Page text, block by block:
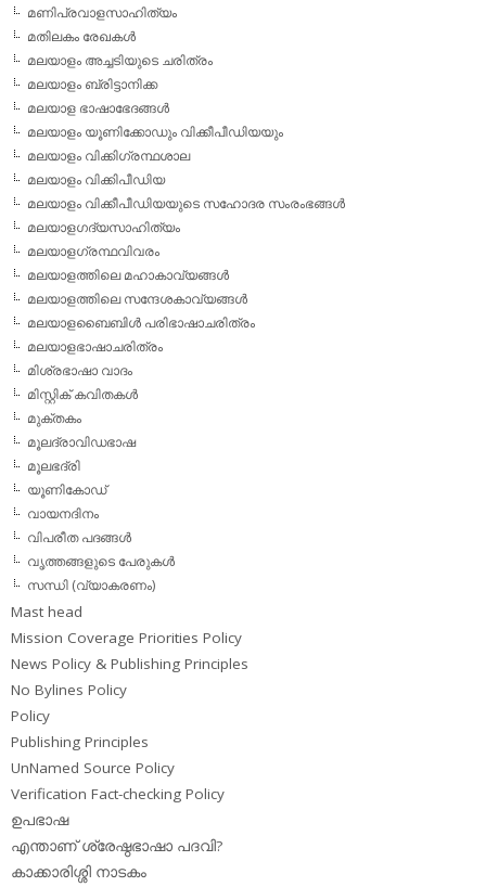
മണിപ്രവാളസാഹിത്യം
മതിലകം രേഖകള്‍
മലയാളം അച്ചടിയുടെ ചരിത്രം
മലയാളം ബ്രിട്ടാനിക്ക
മലയാള ഭാഷാഭേദങ്ങള്‍
മലയാളം യൂണിക്കോഡും വിക്കീപീഡിയയും
മലയാളം വിക്കിഗ്രന്ഥശാല
മലയാളം വിക്കിപീഡിയ
മലയാളം വിക്കീപീഡിയയുടെ സഹോദര സംരംഭങ്ങള്‍
മലയാളഗദ്യസാഹിത്യം
മലയാളഗ്രന്ഥവിവരം
മലയാളത്തിലെ മഹാകാവ്യങ്ങള്‍
മലയാളത്തിലെ സന്ദേശകാവ്യങ്ങള്‍
മലയാളബൈബിള്‍ പരിഭാഷാചരിത്രം
മലയാളഭാഷാചരിത്രം
മിശ്രഭാഷാ വാദം
മിസ്റ്റിക് കവിതകള്‍
മുക്തകം
മൂലദ്രാവിഡഭാഷ
മൂലഭദ്രി
യൂണികോഡ്
വായനദിനം
വിപരീത പദങ്ങള്‍
വൃത്തങ്ങളുടെ പേരുകള്‍
സന്ധി (വ്യാകരണം)
Mast head
Mission Coverage Priorities Policy
News Policy & Publishing Principles
No Bylines Policy
Policy
Publishing Principles
UnNamed Source Policy
Verification Fact-checking Policy
ഉപഭാഷ
എന്താണ് ശ്രേഷ്ഠഭാഷാ പദവി?
കാക്കാരിശ്ശി നാടകം